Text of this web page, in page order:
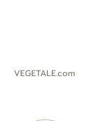
VEGETALE.com